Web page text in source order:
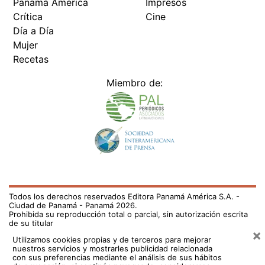
Panamá América
Crítica
Día a Día
Mujer
Recetas
Impresos
Cine
Miembro de:
Todos los derechos reservados Editora Panamá América S.A. -
Ciudad de Panamá - Panamá 2026.
Prohibida su reproducción total o parcial, sin autorización escrita
de su titular
Utilizamos cookies propias y de terceros para mejorar
nuestros servicios y mostrarles publicidad relacionada
con sus preferencias mediante el análisis de sus hábitos
×